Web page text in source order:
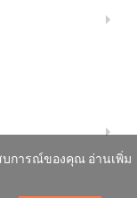
บการณ์ของคุณ อ่านเพิ่ม